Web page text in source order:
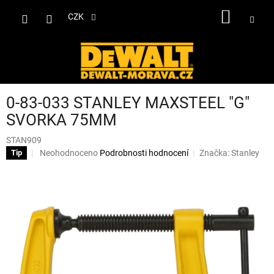
CZK
0-83-033 STANLEY MAXSTEEL "G"
SVORKA 75MM
STAN909
Tip
Průměrné
z
5
hvězdiček.
Neohodnoceno Podrobnosti hodnocení Značka:Stanley